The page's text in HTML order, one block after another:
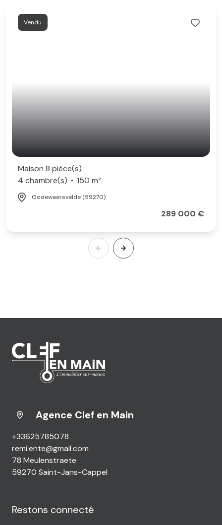
Vendu
Maison 8 pièce(s)
4 chambre(s)
150 m²
Godewaersvelde (59270)
289 000 €
Agence Clef en Main
+33625785078
remi.ente@gmail.com
78 Meulenstraete
59270 Saint-Jans-Cappel
Restons connecté